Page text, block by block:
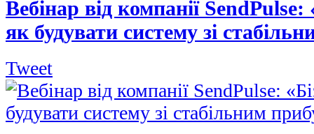
Вебінар від компанії
як будувати систему зі
Tweet